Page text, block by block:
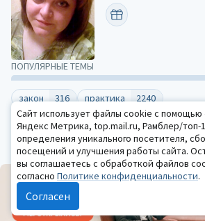
ПОПУЛЯРНЫЕ ТЕМЫ
закон 316 практика
2240
психологическая наука
1758 детская
психотерапия
1101 психология
Все темы
ПОЗДРАВИТЬ
Сайт использует файлы cookie с помощью
Яндекс Метрика, top.mail.ru, Рамблер/топ-
определения уникального посетителя,
посещений и улучшения работы сайта.
вы соглашаетесь с обработкой файлов
согласно Политике конфиденциальности.
Согласен